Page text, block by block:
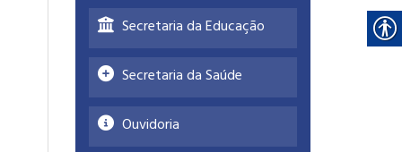
Secretaria da Educação
Secretaria da Saúde
Ouvidoria